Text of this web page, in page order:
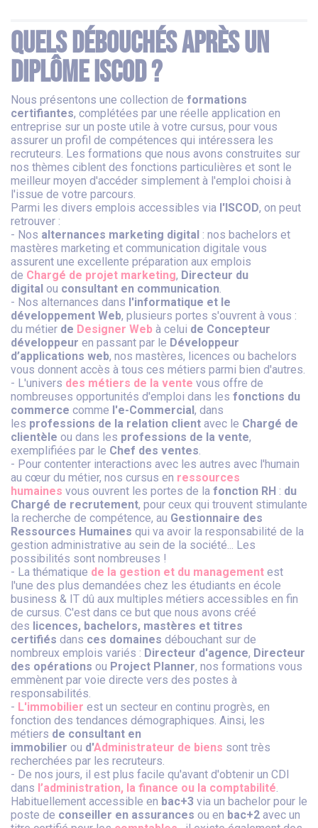
Quels débouchés après un
diplôme ISCOD ?
Nous présentons une collection de formations
certifiantes, complétées par une réelle application en
entreprise sur un poste utile à votre cursus, pour vous
assurer un profil de compétences qui intéressera les
recruteurs. Les formations que nous avons construites sur
nos thèmes ciblent des fonctions particulières et sont le
meilleur moyen d'accéder simplement à l'emploi choisi à
l'issue de votre parcours.
Parmi les divers emplois accessibles via l'ISCOD, on peut
retrouver :
- Nos alternances marketing digital : nos bachelors et
mastères marketing et communication digitale vous
assurent une excellente préparation aux emplois
de Chargé de projet marketing, Directeur du
digital ou consultant en communication.
- Nos alternances dans l'informatique et le
développement Web, plusieurs portes s'ouvrent à vous :
du métier de Designer Web à celui de Concepteur
développeur en passant par le Développeur
d’applications web, nos mastères, licences ou bachelors
vous donnent accès à tous ces métiers parmi bien d'autres.
- L'univers des métiers de la vente vous offre de
nombreuses opportunités d'emploi dans les fonctions du
commerce comme l'e-Commercial , dans
les professions de la relation client avec le Chargé de
clientèle ou dans les professions de la vente,
exemplifiées par le Chef des ventes.
- Pour contenter interactions avec les autres avec l'humain
au cœur du métier, nos cursus en ressources
humaines vous ouvrent les portes de la fonction RH : du
Chargé de recrutement, pour ceux qui trouvent stimulante
la recherche de compétence, au Gestionnaire des
Ressources Humaines qui va avoir la responsabilité de la
gestion administrative au sein de la société... Les
possibilités sont nombreuses !
- La thématique de la gestion et du management est
l'une des plus demandées chez les étudiants en école
business & IT dû aux multiples métiers accessibles en fin
de cursus. C'est dans ce but que nous avons créé
des licences, bachelors, mastères et titres
certifiés dans ces domaines débouchant sur de
nombreux emplois variés : Directeur d'agence, Directeur
des opérations ou Project Planner, nos formations vous
emmènent par voie directe vers des postes à
responsabilités.
- L'immobilier est un secteur en continu progrès, en
fonction des tendances démographiques. Ainsi, les
métiers de consultant en
immobilier ou d'Administrateur de biens sont très
recherchées par les recruteurs.
- De nos jours, il est plus facile qu'avant d'obtenir un CDI
dans l’administration, la finance ou la comptabilité.
Habituellement accessible en bac+3 via un bachelor pour le
poste de conseiller en assurances ou en bac+2 avec un